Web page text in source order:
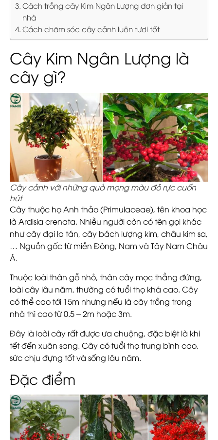
Cách trồng cây Kim Ngân Lượng đơn giản tại
nhà
Cách chăm sóc cây cảnh luôn tươi tốt
Cây Kim Ngân Lượng là
cây gì?
Cây cảnh với những quả mọng màu đỏ rực cuốn
hút
Cây thuộc họ Anh thảo (Primulaceae), tên khoa học
là Ardisia crenata. Nhiều người còn có tên gọi khác
như cây đại la tán, cây bách lượng kim, châu kim sa,
… Nguồn gốc từ miền Đông, Nam và Tây Nam Châu
Á.
Thuộc loài thân gỗ nhỏ, thân cây mọc thẳng đứng,
loài cây lâu năm, thường có tuổi thọ khá cao. Cây
có thể cao tới 15m nhưng nếu là cây trồng trong
nhà thì cao từ 0.5 – 2m hoặc 3m.
Đây là loài cây rất được ưa chuộng, đặc biệt là khi
tết đến xuân sang. Cây có tuổi thọ trung bình cao,
sức chịu đựng tốt và sống lâu năm.
Đặc điểm